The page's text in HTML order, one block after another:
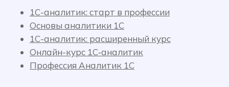
1С-аналитик: старт в профессии
Основы аналитики 1C
1С-аналитик: расширенный курс
Онлайн-курс 1С‑аналитик
Профессия Аналитик 1С